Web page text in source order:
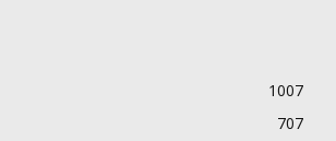
1007
707